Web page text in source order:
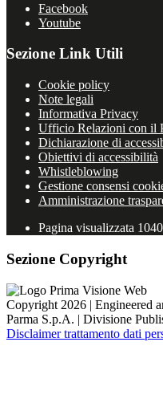
Facebook
Youtube
Sezione Link Utili
Cookie policy
Note legali
Informativa Privacy
Ufficio Relazioni con il
Dichiarazione di
Obiettivi di accessibilità
Whistleblowing
Gestione consensi
Amministrazione
Pagina visualizzata 1040
Sezione Copyright
Copyright 2026 | Engineered
Parma S.p.A. | Divisione
Disclaimer trattamento dati